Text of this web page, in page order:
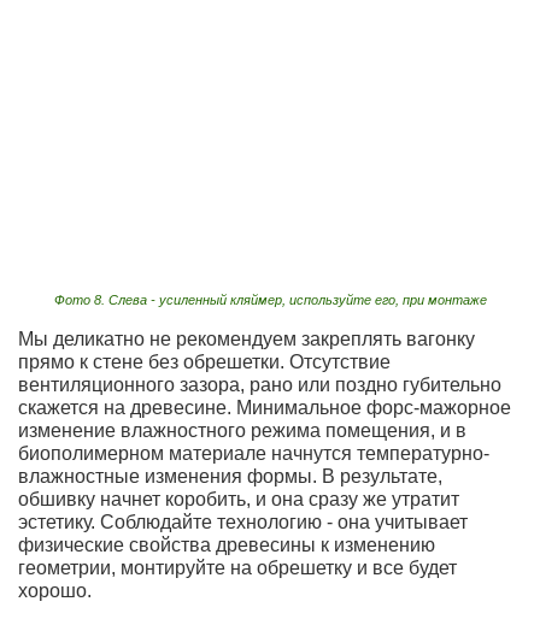
Фото 8. Слева - усиленный кляймер, используйте его, при монтаже
Мы деликатно не рекомендуем закреплять вагонку
прямо к стене без обрешетки. Отсутствие
вентиляционного зазора, рано или поздно губительно
скажется на древесине. Минимальное форс-мажорное
изменение влажностного режима помещения, и в
биополимерном материале начнутся температурно-
влажностные изменения формы. В результате,
обшивку начнет коробить, и она сразу же утратит
эстетику. Соблюдайте технологию - она учитывает
физические свойства древесины к изменению
геометрии, монтируйте на обрешетку и все будет
хорошо.